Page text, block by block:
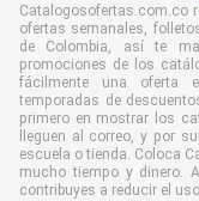
Catalogosofertas.com.co
ofertas semanales,
de Colombia, así te
promociones de los
fácilmente una oferta
temporadas de
primero en mostrar los
lleguen al correo, y por
escuela o tienda. Coloca
mucho tiempo y dinero.
contribuyes a reducir el